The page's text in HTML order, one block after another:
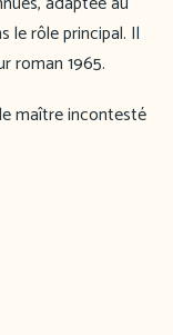
le rôle principal. Il
roman 1965.
maître incontesté